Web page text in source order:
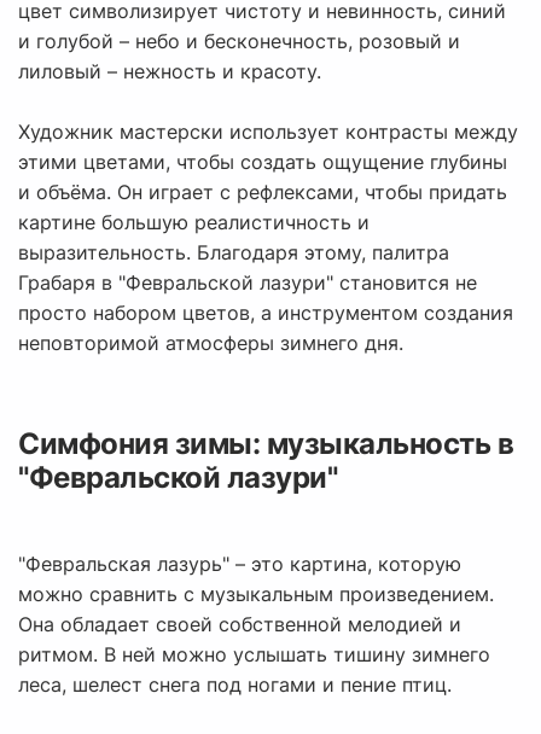
цвет символизирует чистоту и невинность, синий
и голубой – небо и бесконечность, розовый и
лиловый – нежность и красоту.
Художник мастерски использует контрасты между
этими цветами, чтобы создать ощущение глубины
и объёма. Он играет с рефлексами, чтобы придать
картине большую реалистичность и
выразительность. Благодаря этому, палитра
Грабаря в "Февральской лазури" становится не
просто набором цветов, а инструментом создания
неповторимой атмосферы зимнего дня.
Симфония зимы: музыкальность в
"Февральской лазури"
"Февральская лазурь" – это картина, которую
можно сравнить с музыкальным произведением.
Она обладает своей собственной мелодией и
ритмом. В ней можно услышать тишину зимнего
леса, шелест снега под ногами и пение птиц.